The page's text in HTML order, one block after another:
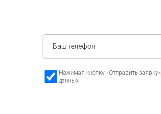
Нажимая кнопку «Отправить
данных